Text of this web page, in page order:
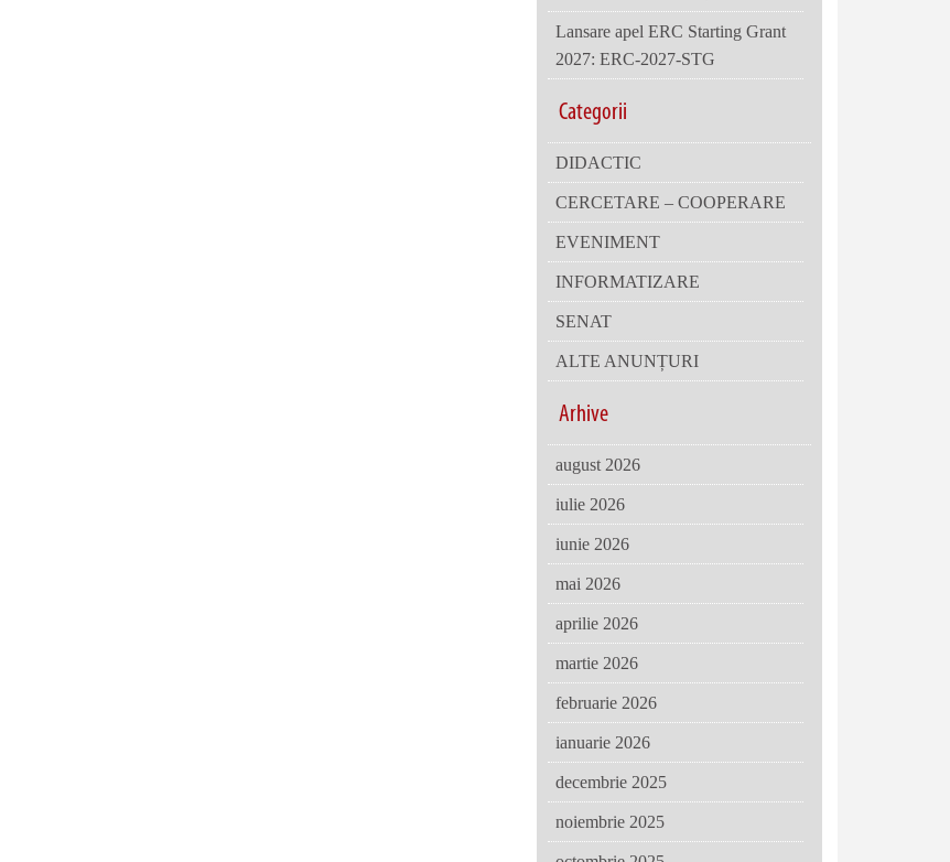
Lansare apel ERC Starting Grant
2027: ERC-2027-STG
Categorii
DIDACTIC
CERCETARE – COOPERARE
EVENIMENT
INFORMATIZARE
SENAT
ALTE ANUNȚURI
Arhive
august 2026
iulie 2026
iunie 2026
mai 2026
aprilie 2026
martie 2026
februarie 2026
ianuarie 2026
decembrie 2025
noiembrie 2025